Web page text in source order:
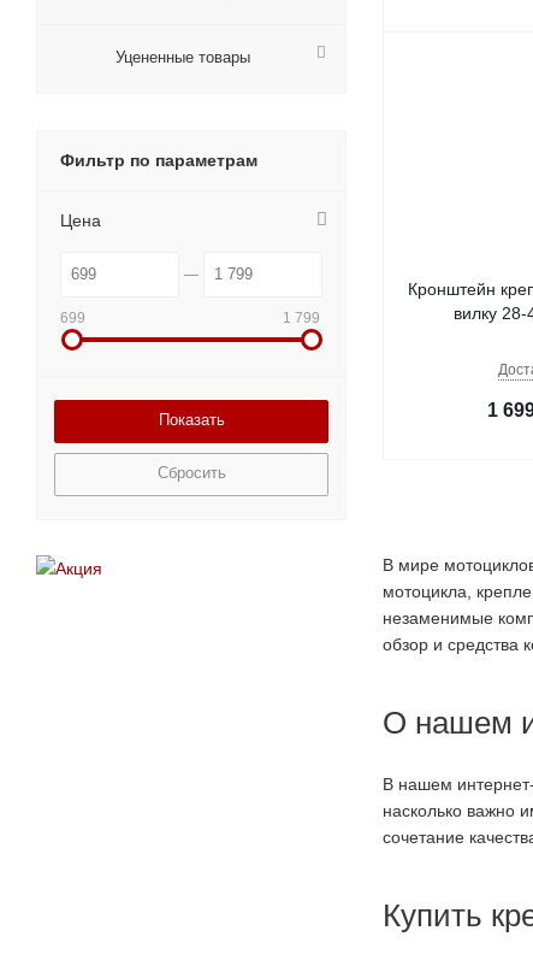
Кронштейн
вилку
1
В мире
мотоцикла,
незаменимые
обзор и средства
О нашем
В нашем
насколько важно
сочетание
Купить
Уцененные товары
Фильтр по параметрам
Цена
699 1 799
Сбросить